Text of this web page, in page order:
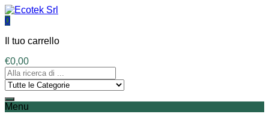
0
Il tuo carrello
€0,00
Menu